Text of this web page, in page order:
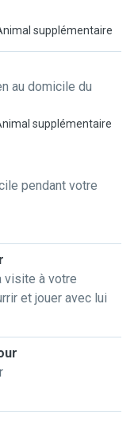
supplémentaire
au domicile du
supplémentaire
pendant votre
visite à votre
et jouer avec lui